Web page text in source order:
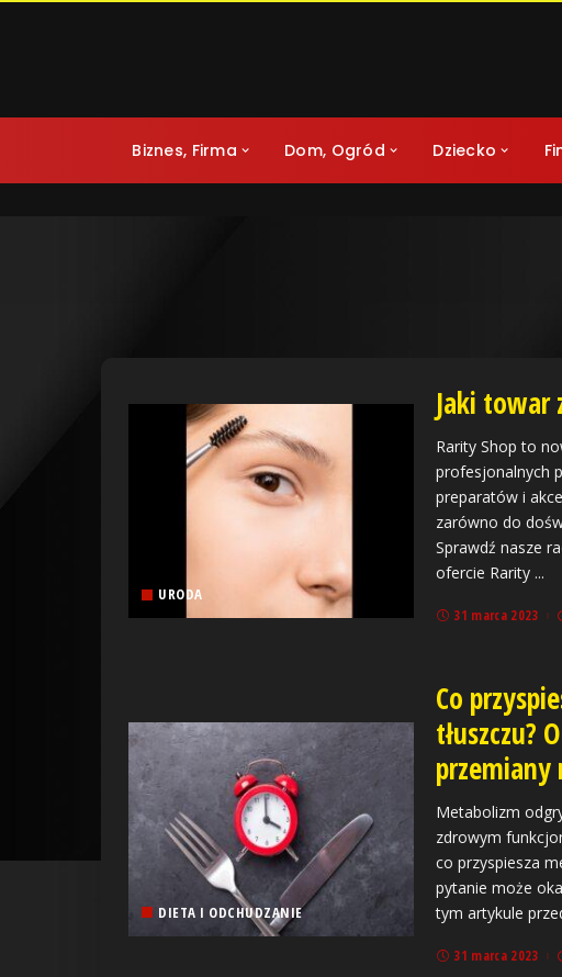
Biznes, Firma Dom, Ogród Dziecko
URODA
Jaki towar
Rarity Shop to
profesjonalnych
preparatów i
zarówno do
Sprawdź nasze
ofercie Rarity ...
31 marca 2023
DIETA I ODCHUDZANIE
Co
tłuszczu?
Metabolizm
zdrowym
co przyspiesza
pytanie może
tym artykule
31 marca 2023